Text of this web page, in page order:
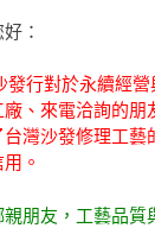
：
發行對於永續經
、來電洽詢的朋
灣沙發修理工藝
。
朋友，工藝品質